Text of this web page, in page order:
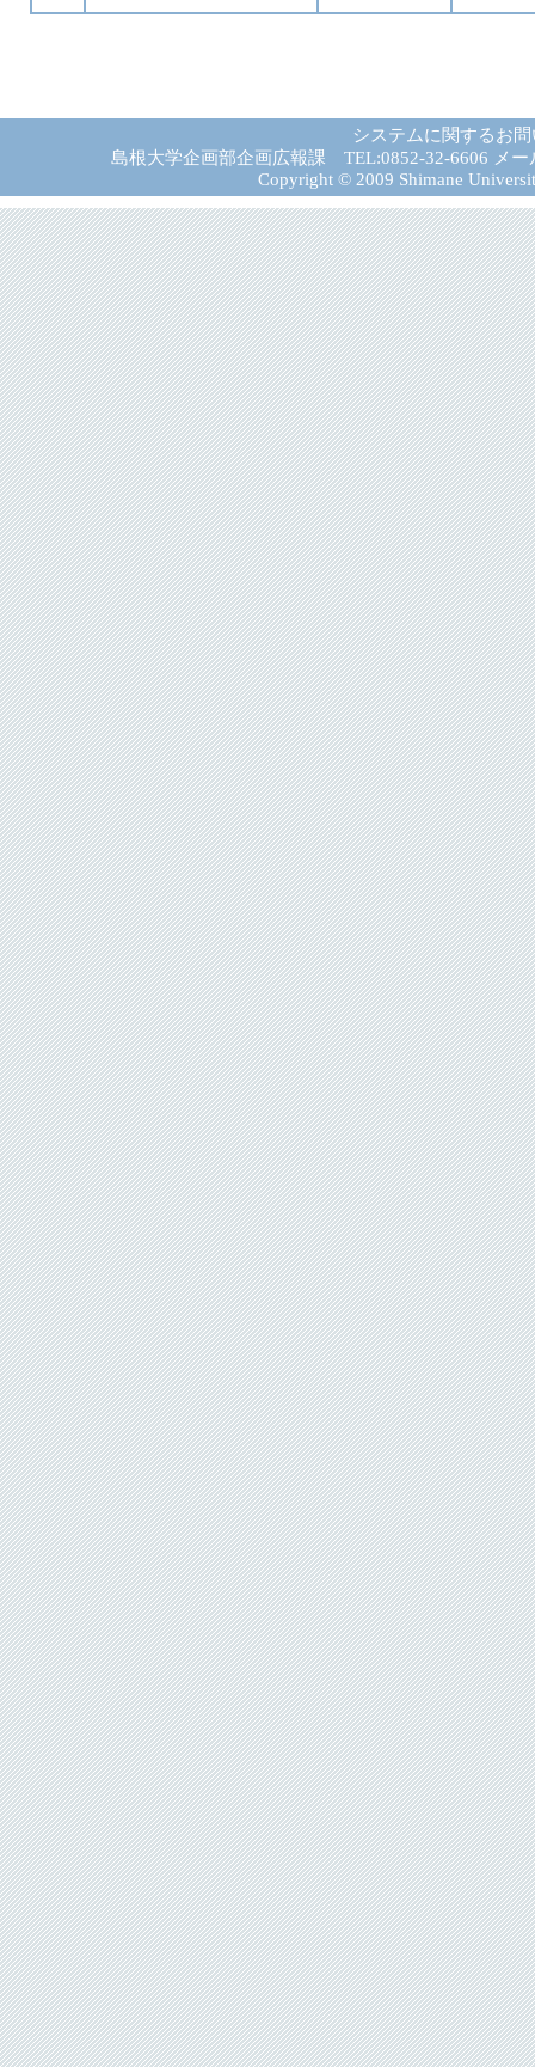
システムに関するお
島根大学企画部企画広報課 TEL:0852-32-6606 メー
Copyright © 2009 Shimane